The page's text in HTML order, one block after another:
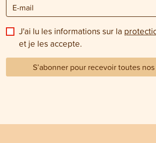
J'ai lu les informations sur la
et je les accepte.
S’abonner pour recevoir toutes